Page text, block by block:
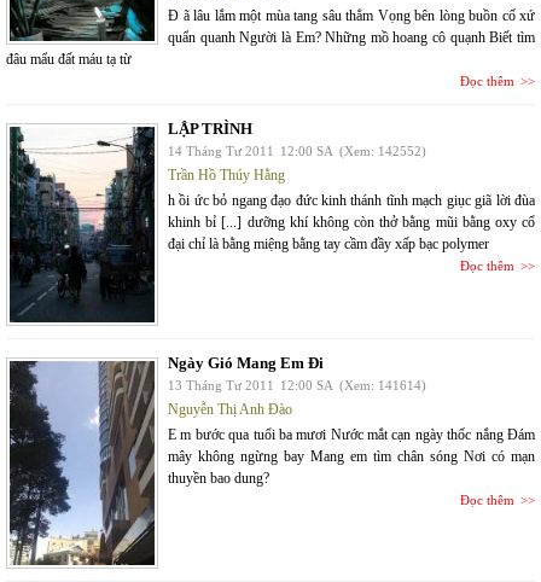
Đ ã lâu lắm một mùa tang sâu thẳm Vọng bên lòng buồn cố xứ
quẩn quanh Người là Em? Những mồ hoang cô quạnh Biết tìm
đâu mẩu đất máu tạ từ
Đọc thêm
LẬP TRÌNH
14 Tháng Tư 2011 12:00 SA (Xem: 142552)
Trần Hồ Thúy Hằng
h ồi ức bỏ ngang đạo đức kinh thánh tĩnh mạch giục giã lời đùa
khinh bỉ [...] dưỡng khí không còn thở bằng mũi bằng oxy cổ
đại chỉ là bằng miệng bằng tay cầm đầy xấp bạc polymer
Đọc thêm
Ngày Gió Mang Em Đi
13 Tháng Tư 2011 12:00 SA (Xem: 141614)
Nguyễn Thị Anh Đào
E m bước qua tuổi ba mươi Nước mắt cạn ngày thốc nắng Đám
mây không ngừng bay Mang em tìm chân sóng Nơi có mạn
thuyền bao dung?
Đọc thêm